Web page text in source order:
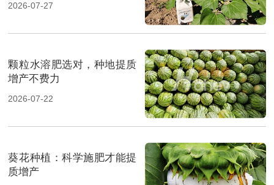
2026-07-27
颗粒水溶肥选对，种地提质
增产不费力
2026-07-22
葵花种植：科学施肥才能提
质增产